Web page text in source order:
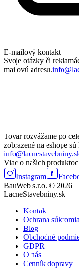
E-mailový kontakt
Svoje otázky či
mailovú adresu.
Tovar rozvážame po
zobrazené na eshope
Viac o našich
Instagram
BauWeb s.r.o. © 2026
LacneStavebniny.sk
Kontakt
Ochrana súkromia
Blog
Obchodné
GDPR
O nás
Cenník dopravy